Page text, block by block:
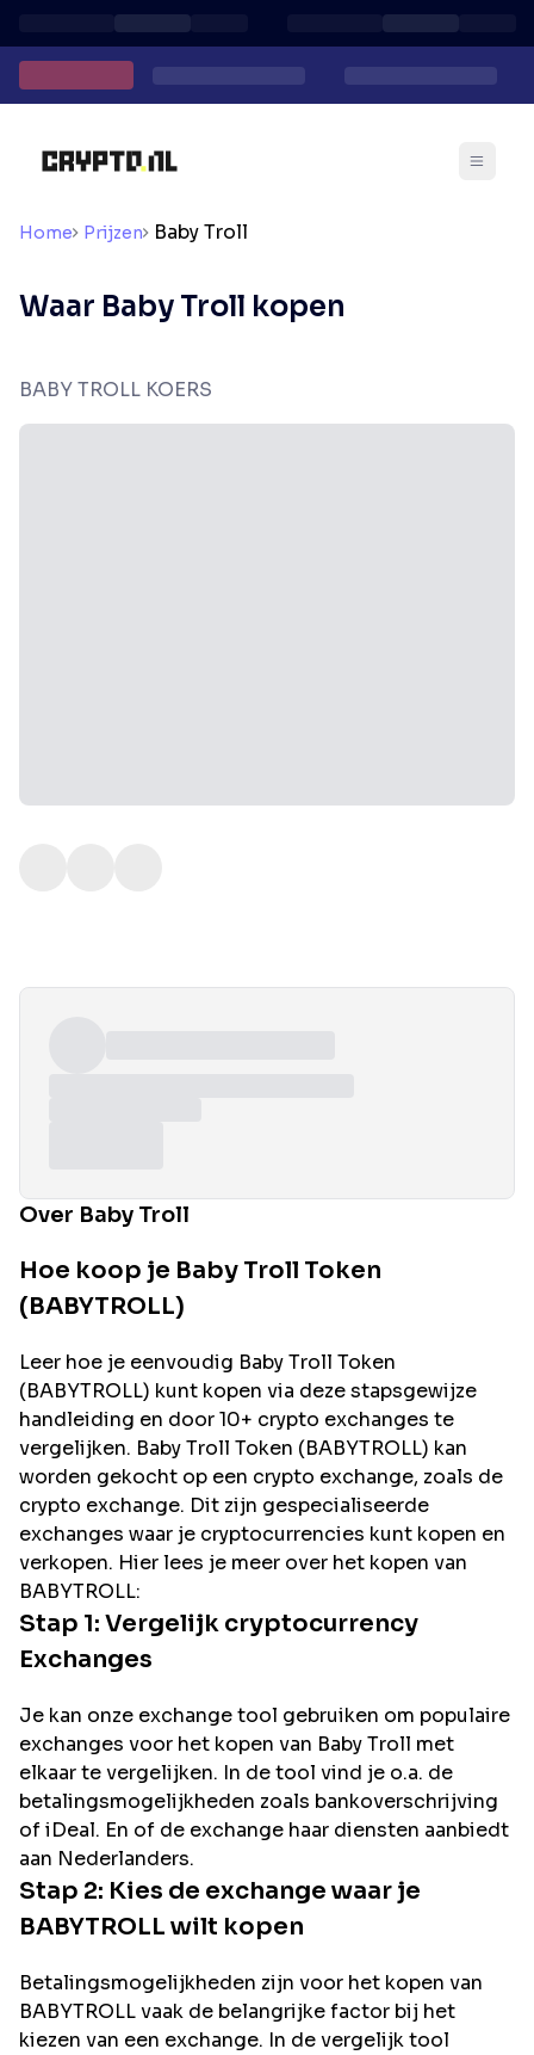
Home Prijzen Baby Troll
Waar Baby Troll kopen
BABY TROLL KOERS
Over Baby Troll
Hoe koop je Baby Troll Token
(BABYTROLL)
Leer hoe je eenvoudig Baby Troll Token
(BABYTROLL) kunt kopen via deze stapsgewijze
handleiding en door 10+ crypto exchanges te
vergelijken. Baby Troll Token (BABYTROLL) kan
worden gekocht op een crypto exchange, zoals de
crypto exchange. Dit zijn gespecialiseerde
exchanges waar je cryptocurrencies kunt kopen en
verkopen. Hier lees je meer over het kopen van
BABYTROLL:
Stap 1: Vergelijk cryptocurrency
Exchanges
Je kan onze exchange tool gebruiken om populaire
exchanges voor het kopen van Baby Troll met
elkaar te vergelijken. In de tool vind je o.a. de
betalingsmogelijkheden zoals bankoverschrijving
of iDeal. En of de exchange haar diensten aanbiedt
aan Nederlanders.
Stap 2: Kies de exchange waar je
BABYTROLL wilt kopen
Betalingsmogelijkheden zijn voor het kopen van
BABYTROLLvaak de belangrijke factor bij het
kiezen van een exchange. In de vergelijk tool